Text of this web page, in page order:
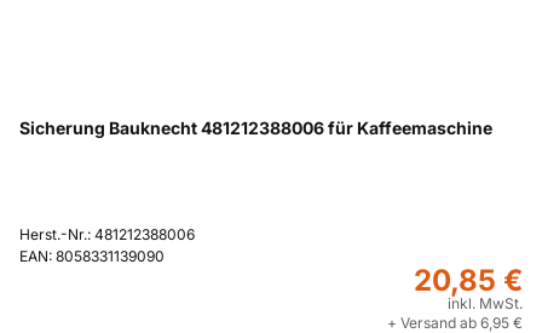
Sicherung Bauknecht 481212388006 für Kaffeemaschine
Herst.-Nr.: 481212388006
EAN: 8058331139090
20,85 €
inkl. MwSt.
+ Versand ab 6,95 €